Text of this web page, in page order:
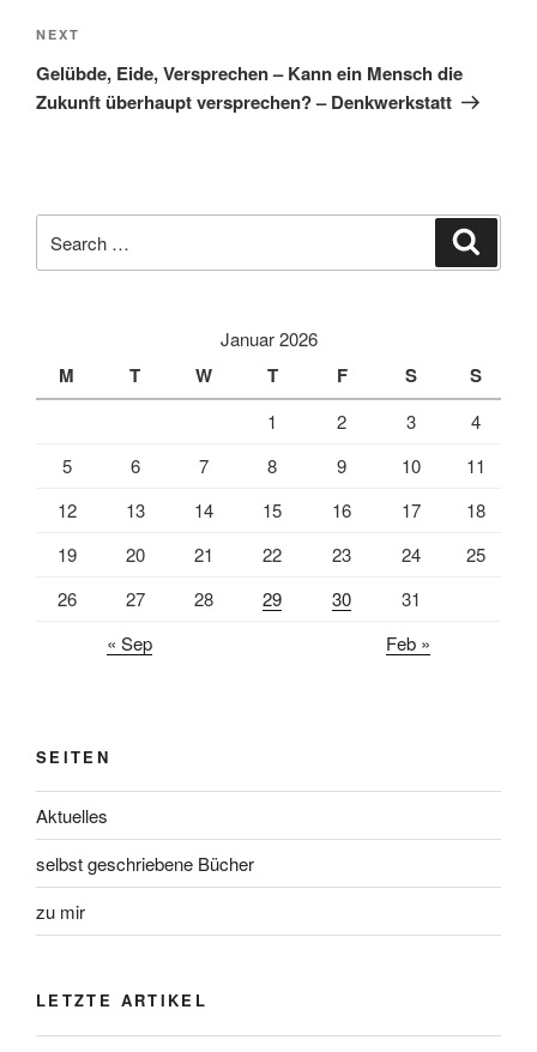
Next
Post
NEXT
Gelübde, Eide, Versprechen – Kann ein Mensch die
Zukunft überhaupt versprechen? – Denkwerkstatt
for:
Januar 2026
M T W T F S S
1 2 3
4
5
6 7 8 9 10
11
12
13 14 15 16 17
18
19
20 21 22 23 24
25
26
27 28 29 30
31
« Sep
Feb »
SEITEN
Aktuelles
selbst geschriebene Bücher
zu mir
LETZTE ARTIKEL